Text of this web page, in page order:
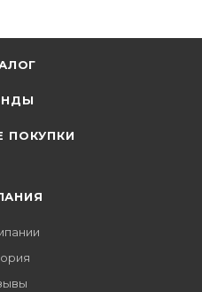
ПОКУПКИ